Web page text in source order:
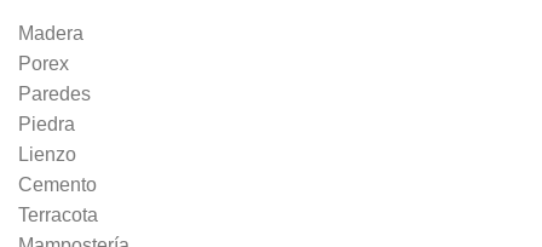
Madera
Porex
Paredes
Piedra
Lienzo
Cemento
Terracota